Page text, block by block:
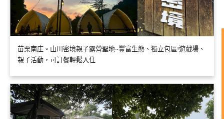
苗栗南庄。山川密境親子露營聖地~豐富生態、獨立包區!遊戲場、
親子活動，可訂餐輕鬆入住